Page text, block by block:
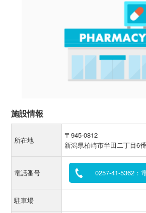
施設情報
所在地
〒945-0812
新潟県柏崎市半田二丁目6
電話番号 0257-41-5362：
駐車場